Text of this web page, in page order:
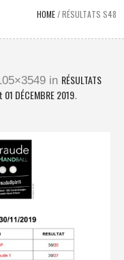
HOME/RÉSULTATS S48
in RÉSULTATS
01 DÉCEMBRE 2019.